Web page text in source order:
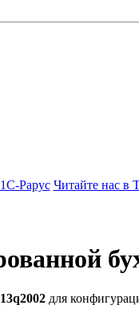
Рарус Читайте нас в
13q2002 для